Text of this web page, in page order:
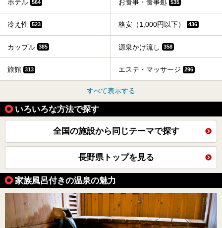
ホテル 564 お食事・食事処 535
冷え性 523 格安（1,000円以下） 436
カップル 385 源泉かけ流し 358
旅館 313 エステ・マッサージ 296
すべて表示する
いろいろな方法で探す
全国の施設から同じテーマで探す
長野県トップを見る
家族風呂付きの温泉の魅力